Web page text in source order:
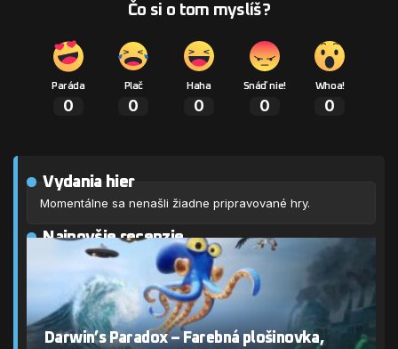
Čo si o tom myslíš?
Paráda
0
Plač
0
Haha
0
Snáď nie!
0
Whoa!
0
Vydania hier
Momentálne sa nenašli žiadne pripravované hry.
Najnovšie recenzie
Darwin’s Paradox – Farebná plošinovka,